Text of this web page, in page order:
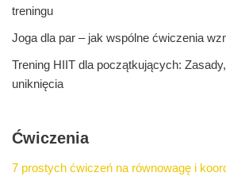
treningu
Joga dla par – jak wspólne ćwiczenia
Trening HIIT dla początkujących:
uniknięcia
Ćwiczenia
7 prostych ćwiczeń na równowagę i